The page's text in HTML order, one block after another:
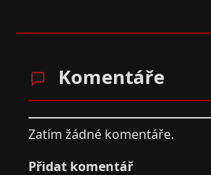
Komentáře
Zatím žádné komentáře.
Přidat komentář